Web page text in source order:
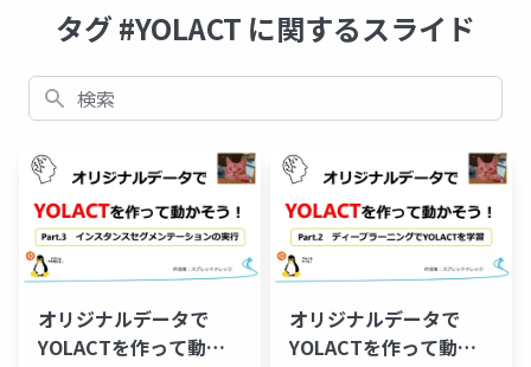
タグ #YOLACT に関するスライド
検索
オリジナルデータで
YOLACTを作って動か
オリジナルデータで
YOLACTを作って動か